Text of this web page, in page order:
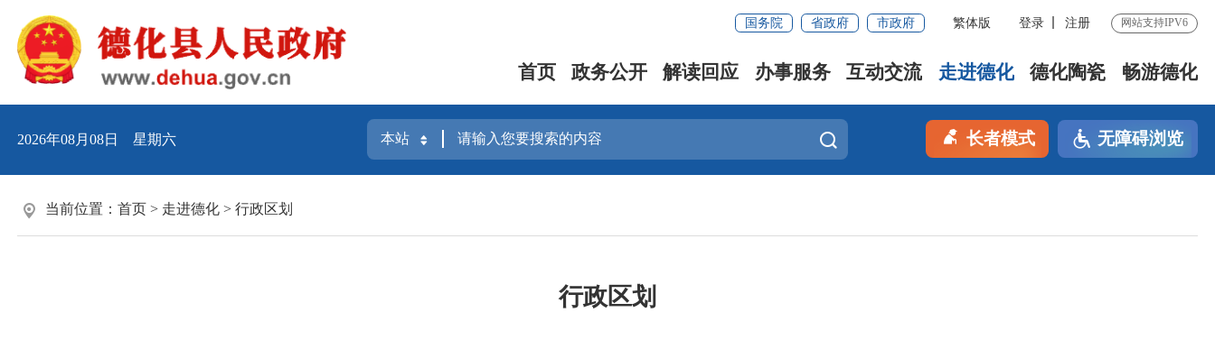
国务院 省政府 市政府 繁体版 登录 注册 网站支持IPV6
首页 政务公开 解读回应 办事服务 互动交流 走进德化 德化陶瓷 畅游德化
2026年08月08日 星期六 长者模式 无障碍浏览
当前位置： 首页 > 走进德化 > 行政区划
行政区划